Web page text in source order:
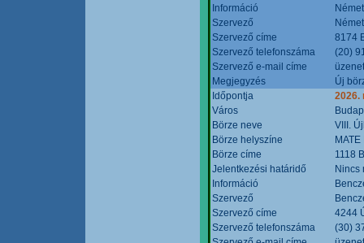
Információ
Szervező
Szervező címe
8174
Szervező telefonszáma
(20)
Szervező e-mail címe
Megjegyzés
Új
Időpontja
2026.
Város
Börze neve
VIII.
Börze helyszíne
Börze címe
1118
Jelentkezési határidő
Nincs
Információ
Szervező
Szervező címe
4244
Szervező telefonszáma
(30)